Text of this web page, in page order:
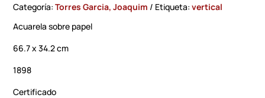
Categoría:Torres Garcia, Joaquim Etiqueta:vertical
Acuarela sobre papel
66.7 x 34.2 cm
1898
Certificado